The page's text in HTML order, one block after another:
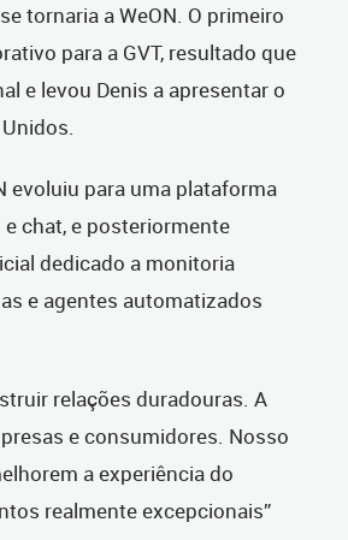
tornaria a WeON. O primeiro
para a GVT, resultado que
e levou Denis a apresentar o
evoluiu para uma plataforma
chat, e posteriormente
dedicado a monitoria
e agentes automatizados
relações duradouras. A
e consumidores. Nosso
a experiência do
realmente excepcionais”